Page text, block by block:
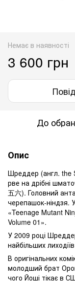
Немає в наявності
3 600 грн
До
Опис
Шреддер (англ. the
рве на дрібні
五六). Головний
черепашок-ніндзя.
«Teenage Mutant
Volume 01».
У 2009 році
найбільших
В оригінальних
молодший брат
чого Йоші тікає в